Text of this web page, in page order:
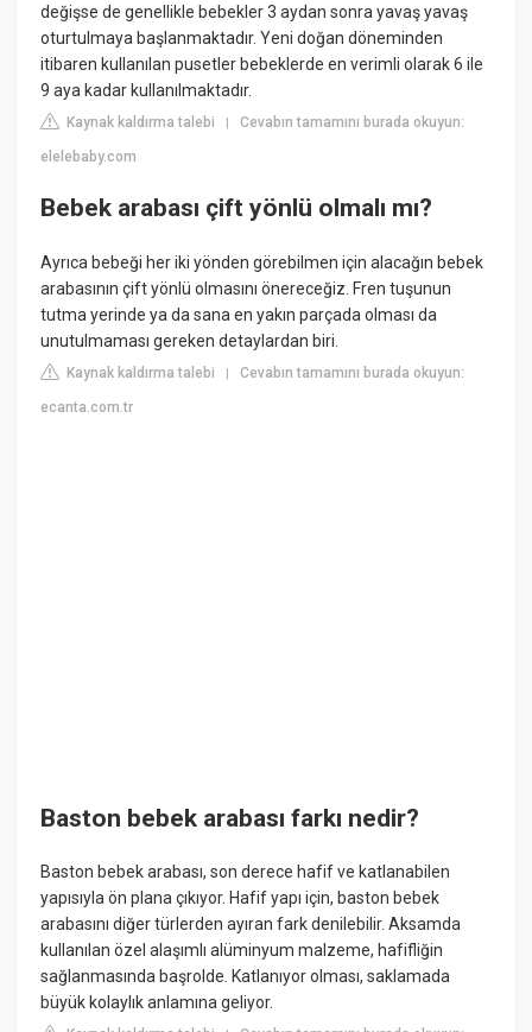
değişse de genellikle bebekler 3 aydan sonra yavaş yavaş
oturtulmaya başlanmaktadır. Yeni doğan döneminden
itibaren kullanılan pusetler bebeklerde en verimli olarak 6 ile
9 aya kadar kullanılmaktadır.
Kaynak kaldırma talebi |Cevabın tamamını burada okuyun:
elelebaby.com
Bebek arabası çift yönlü olmalı mı?
Ayrıca bebeği her iki yönden görebilmen için alacağın bebek
arabasının çift yönlü olmasını önereceğiz. Fren tuşunun
tutma yerinde ya da sana en yakın parçada olması da
unutulmaması gereken detaylardan biri.
Kaynak kaldırma talebi |Cevabın tamamını burada okuyun:
ecanta.com.tr
Baston bebek arabası farkı nedir?
Baston bebek arabası, son derece hafif ve katlanabilen
yapısıyla ön plana çıkıyor. Hafif yapı için, baston bebek
arabasını diğer türlerden ayıran fark denilebilir. Aksamda
kullanılan özel alaşımlı alüminyum malzeme, hafifliğin
sağlanmasında başrolde. Katlanıyor olması, saklamada
büyük kolaylık anlamına geliyor.